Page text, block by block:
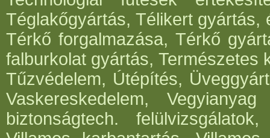
Téglakőgyártás, Télikert gyártás,
Térkő forgalmazása, Térkő
falburkolat gyártás, Természetes
Tűzvédelem, Útépítés,
Vaskereskedelem,
biztonságtech.